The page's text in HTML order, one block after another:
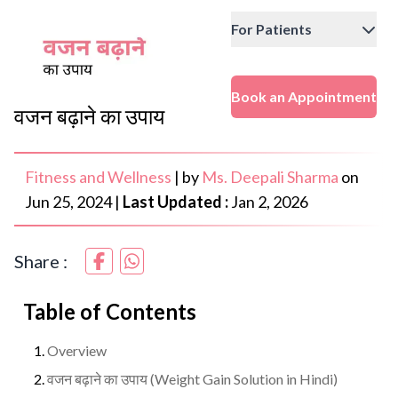
For Patients
Book an Appointment
वजन बढ़ाने का उपाय
Fitness and Wellness | by Ms. Deepali Sharma on
Jun 25, 2024 | Last Updated :Jan 2, 2026
Share :
Table of Contents
Overview
वजन बढ़ाने का उपाय (Weight Gain Solution in Hindi)